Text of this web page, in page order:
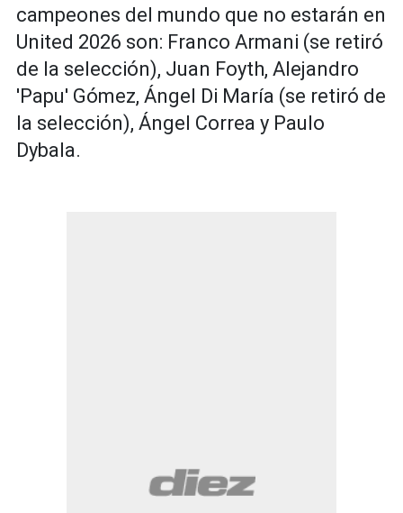
campeones del mundo que no estarán en
United 2026 son: Franco Armani (se retiró
de la selección), Juan Foyth, Alejandro
'Papu' Gómez, Ángel Di María (se retiró de
la selección), Ángel Correa y Paulo
Dybala.